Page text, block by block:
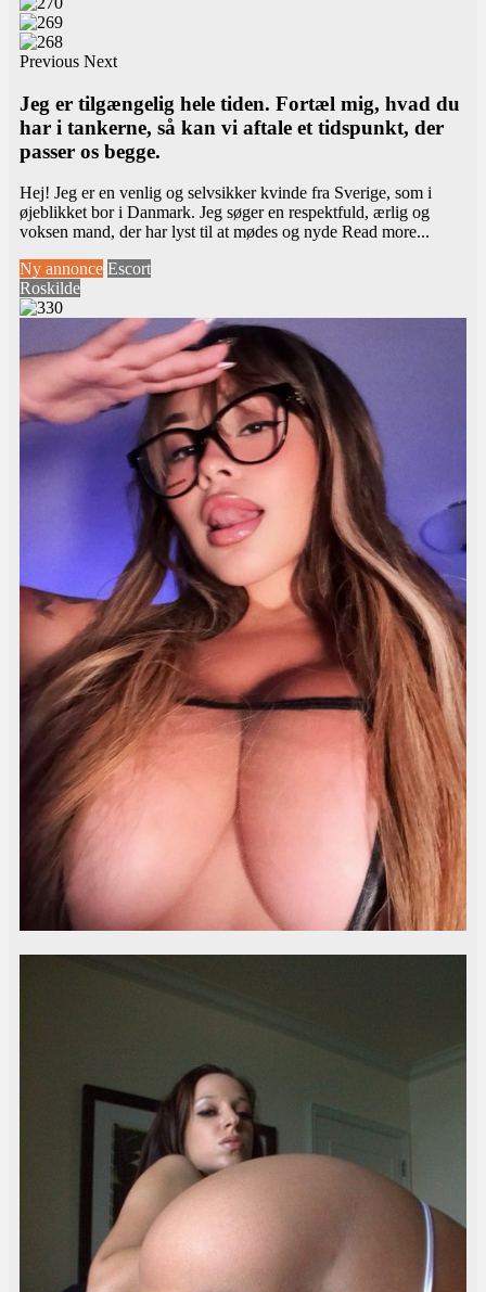
Previous Next
Jeg er tilgængelig hele tiden. Fortæl mig, hvad du
har i tankerne, så kan vi aftale et tidspunkt, der
passer os begge.
Hej! Jeg er en venlig og selvsikker kvinde fra Sverige, som i
øjeblikket bor i Danmark. Jeg søger en respektfuld, ærlig og
voksen mand, der har lyst til at mødes og nyde Read more...
Ny annonce Escort
Roskilde